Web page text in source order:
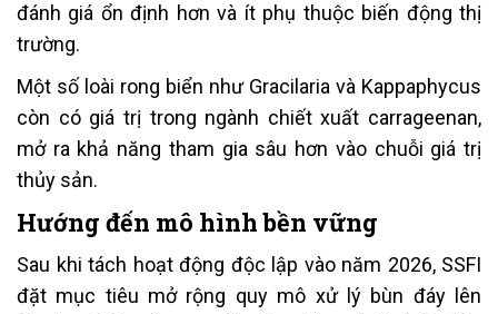
đánh giá ổn định hơn và ít phụ thuộc biến động thị
trường.
Một số loài rong biển như Gracilaria và Kappaphycus
còn có giá trị trong ngành chiết xuất carrageenan,
mở ra khả năng tham gia sâu hơn vào chuỗi giá trị
thủy sản.
Hướng đến mô hình bền vững
Sau khi tách hoạt động độc lập vào năm 2026, SSFI
đặt mục tiêu mở rộng quy mô xử lý bùn đáy lên